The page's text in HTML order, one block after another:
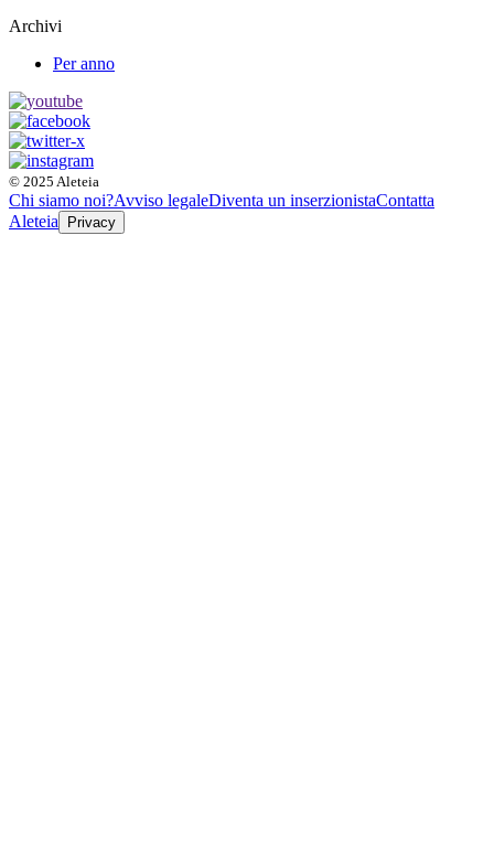
Archivi
Per anno
© 2025 Aleteia
Chi siamo noi?Avviso legaleDiventa un inserzionistaContatta
Aleteia
Privacy